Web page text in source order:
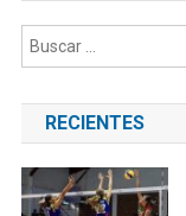
RECIENTES